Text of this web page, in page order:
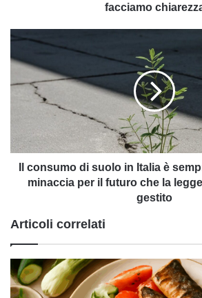
facciamo
Il
di
sempre
maggiore:
una
minaccia
futuro
legge
non
Il consumo di suolo in Italia è
minaccia per il futuro che la
gestito
Articoli correlati